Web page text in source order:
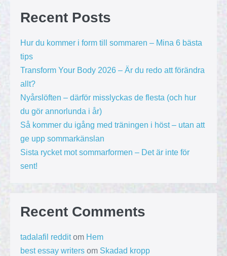
Recent Posts
Hur du kommer i form till sommaren – Mina 6 bästa
tips
Transform Your Body 2026 – Är du redo att förändra
allt?
Nyårslöften – därför misslyckas de flesta (och hur
du gör annorlunda i år)
Så kommer du igång med träningen i höst – utan att
ge upp sommarkänslan
Sista rycket mot sommarformen – Det är inte för
sent!
Recent Comments
tadalafil redditom Hem
best essay writers om Skadad kropp